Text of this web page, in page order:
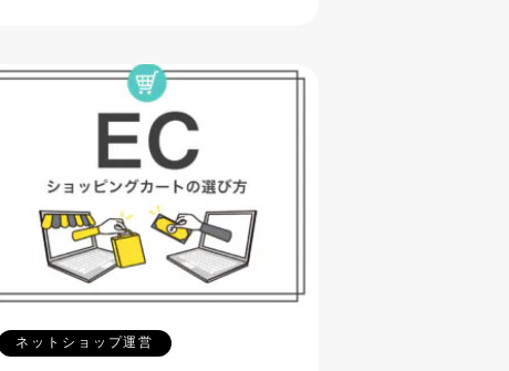
ネットショップ運営